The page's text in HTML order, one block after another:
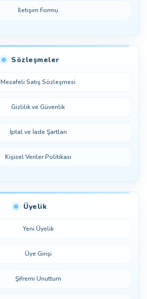
İletişim Formu
Sözleşmeler
Mesafeli Satış Sözleşmesi
Gizlilik ve Güvenlik
İptal ve İade Şartları
Kişisel Veriler Politikası
Üyelik
Yeni Üyelik
Üye Girişi
Şifremi Unuttum